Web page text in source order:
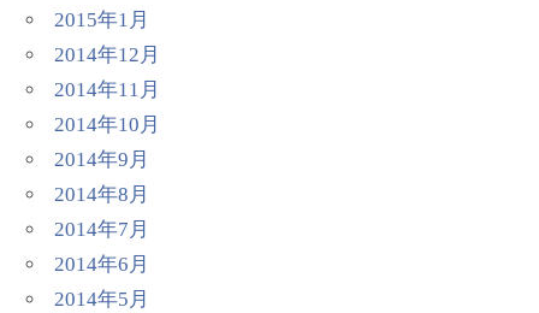
2015年1月
2014年12月
2014年11月
2014年10月
2014年9月
2014年8月
2014年7月
2014年6月
2014年5月